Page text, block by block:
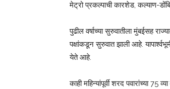
मेट्रो प्रकल्पाची कारशेड, कल्याण-
पुढील वर्षाच्या सुरुवातीला मुंबईसह
पक्षांकडून सुरुवात झाली आहे.
येते आहे.
काही महिन्यांपूर्वी शरद पवारांच्या 75